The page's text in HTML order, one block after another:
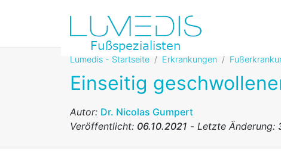
Lumedis - Startseite Erkrankungen
Einseitig
Autor: Dr. Nicolas Gumpert
Veröffentlicht: 06.10.2021 - Letzte Änderung: